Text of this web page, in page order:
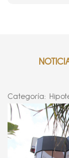
Categoría: